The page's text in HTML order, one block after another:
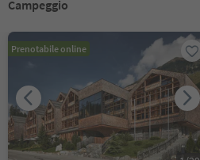
Campeggio
Prenotabile online